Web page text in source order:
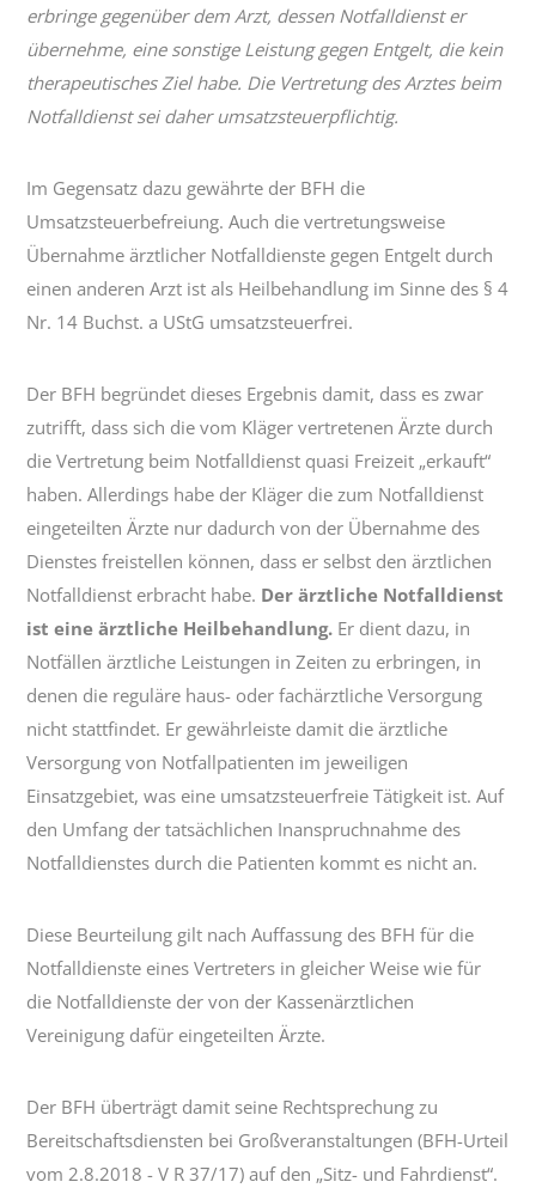
erbringe gegenüber dem Arzt, dessen Notfalldienst er
übernehme, eine sonstige Leistung gegen Entgelt, die kein
therapeutisches Ziel habe. Die Vertretung des Arztes beim
Notfalldienst sei daher umsatzsteuerpflichtig.
Im Gegensatz dazu gewährte der BFH die
Umsatzsteuerbefreiung. Auch die vertretungsweise
Übernahme ärztlicher Notfalldienste gegen Entgelt durch
einen anderen Arzt ist als Heilbehandlung im Sinne des § 4
Nr. 14 Buchst. a UStG umsatzsteuerfrei.
Der BFH begründet dieses Ergebnis damit, dass es zwar
zutrifft, dass sich die vom Kläger vertretenen Ärzte durch
die Vertretung beim Notfalldienst quasi Freizeit „erkauft“
haben. Allerdings habe der Kläger die zum Notfalldienst
eingeteilten Ärzte nur dadurch von der Übernahme des
Dienstes freistellen können, dass er selbst den ärztlichen
Notfalldienst erbracht habe. Der ärztliche Notfalldienst
ist eine ärztliche Heilbehandlung. Er dient dazu, in
Notfällen ärztliche Leistungen in Zeiten zu erbringen, in
denen die reguläre haus- oder fachärztliche Versorgung
nicht stattfindet. Er gewährleiste damit die ärztliche
Versorgung von Notfallpatienten im jeweiligen
Einsatzgebiet, was eine umsatzsteuerfreie Tätigkeit ist. Auf
den Umfang der tatsächlichen Inanspruchnahme des
Notfalldienstes durch die Patienten kommt es nicht an.
Diese Beurteilung gilt nach Auffassung des BFH für die
Notfalldienste eines Vertreters in gleicher Weise wie für
die Notfalldienste der von der Kassenärztlichen
Vereinigung dafür eingeteilten Ärzte.
Der BFH überträgt damit seine Rechtsprechung zu
Bereitschaftsdiensten bei Großveranstaltungen (BFH-Urteil
vom 2.8.2018 - V R 37/17) auf den „Sitz- und Fahrdienst“.